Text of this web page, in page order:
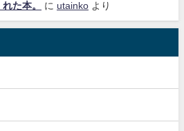
た本。 に utainko より